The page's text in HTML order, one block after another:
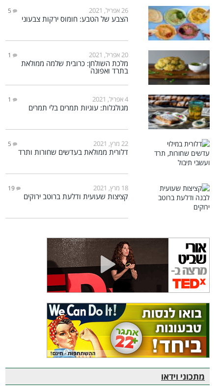
26 אפריל, 2021 5
הצבע של הטבע: חומוס ירקות צבעוני
20 אפריל, 2021 1
מלכת השולחן: כרובית שלמה ממולאת
בתרד ואפונה
4 אפריל, 2021 1
מגולגלות: עוגיות תמרים בלי תמרים
22 מרץ, 2021 5
דלורית ממולאת בעדשים שחורות ותרד
18 מרץ, 2021 19
קציצות שעועית ודלעת ברוטב ירוקים
מתכוני וידאו